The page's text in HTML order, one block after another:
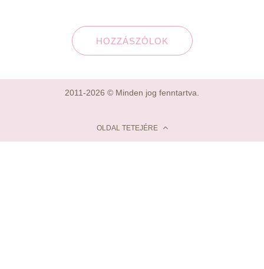
HOZZÁSZÓLOK
2011-2026 © Minden jog fenntartva.
OLDAL TETEJÉRE